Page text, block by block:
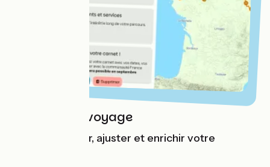
Le carnet de voyage
Pour enregistrer, ajuster et enrichir votre